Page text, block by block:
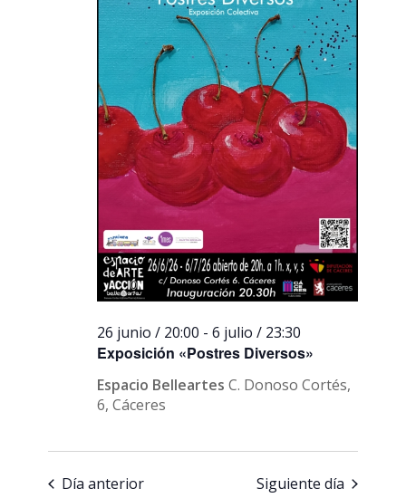
Exposición «Postres Diversos»
26 junio / 20:00 -6 julio / 23:30
Espacio BelleartesC. Donoso Cortés,
6, Cáceres
Día anterior Siguiente día